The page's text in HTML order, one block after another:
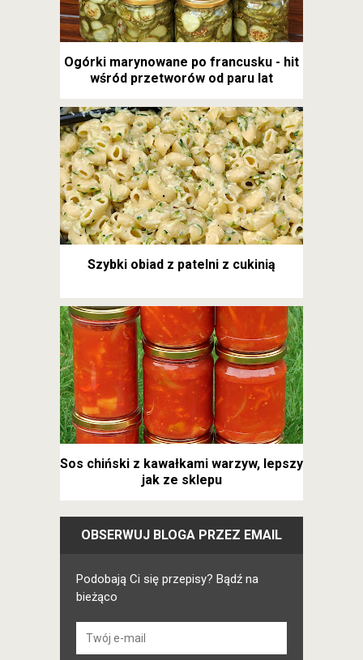
Ogórki marynowane po francusku - hit
wśród przetworów od paru lat
Szybki obiad z patelni z cukinią
Sos chiński z kawałkami warzyw, lepszy
jak ze sklepu
OBSERWUJ BLOGA PRZEZ EMAIL
Podobają Ci się przepisy? Bądź na
bieżąco